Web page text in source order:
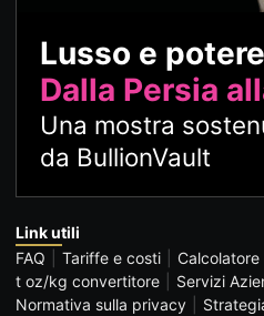
Lusso e potere
Dalla Persia
Una mostra
da BullionVault
Link utili
FAQ
Tariffe e costi
t oz/kg convertitore
Servizi
Normativa sulla privacy